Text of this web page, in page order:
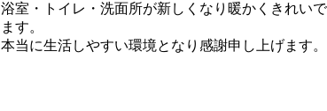
浴室・トイレ・洗面所が新しくなり暖かくきれい
ます。
本当に生活しやすい環境となり感謝申し上げます。